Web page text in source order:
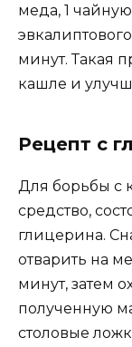
меда, 1
минут. Такая
кашле и
Рецепт с
Для борьбы с
средство,
глицерина.
отварить на
минут, затем
полученную
столовые